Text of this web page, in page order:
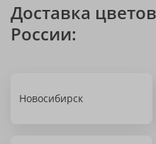
Доставка
России:
Новосибирск